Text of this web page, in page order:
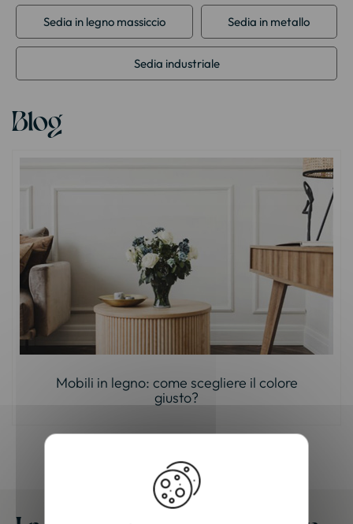
Sedia in legno massiccio Sedia in metallo
Sedia industriale
Blog
Mobili in legno: come scegliere il colore
giusto?